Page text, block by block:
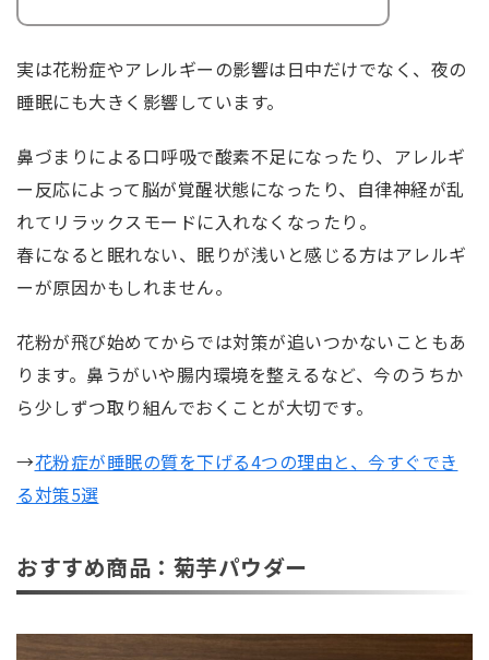
実は花粉症やアレルギーの影響は日中だけでなく、夜の
睡眠にも大きく影響しています。
鼻づまりによる口呼吸で酸素不足になったり、アレルギ
ー反応によって脳が覚醒状態になったり、自律神経が乱
れてリラックスモードに入れなくなったり。
春になると眠れない、眠りが浅いと感じる方はアレルギ
ーが原因かもしれません。
花粉が飛び始めてからでは対策が追いつかないこともあ
ります。鼻うがいや腸内環境を整えるなど、今のうちか
ら少しずつ取り組んでおくことが大切です。
→花粉症が睡眠の質を下げる4つの理由と、今すぐでき
る対策5選
おすすめ商品：菊芋パウダー